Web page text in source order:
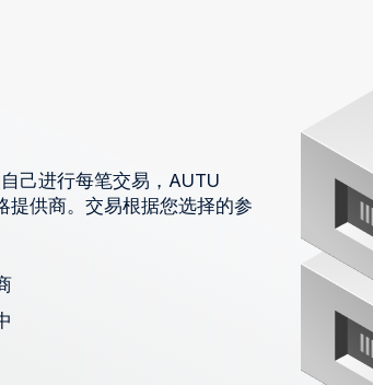
己进行每笔交易，AUTU
供商。交易根据您选择的参